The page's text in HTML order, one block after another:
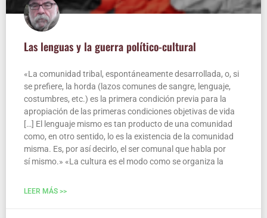
Las len­guas y la gue­rra político-cultural
«La comu­ni­dad tri­bal, espon­tá­nea­men­te desa­rro­lla­da, o, si
se pre­fie­re, la hor­da (lazos comu­nes de san­gre, len­gua­je,
cos­tum­bres, etc.) es la pri­me­ra con­di­ción pre­via para la
apro­pia­ción de las pri­me­ras con­di­cio­nes obje­ti­vas de vida
[…] El len­gua­je mis­mo es tan pro­duc­to de una comu­ni­dad
como, en otro sen­ti­do, lo es la exis­ten­cia de la comu­ni­dad
mis­ma. Es, por así decir­lo, el ser comu­nal que habla por
sí mis­mo.» «La cul­tu­ra es el modo como se orga­ni­za la
LEER MÁS >>